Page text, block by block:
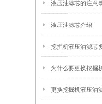
液压油滤芯的注意
液压油滤芯介绍
挖掘机液压油滤芯
为什么要更换挖掘
更换挖掘机液压油